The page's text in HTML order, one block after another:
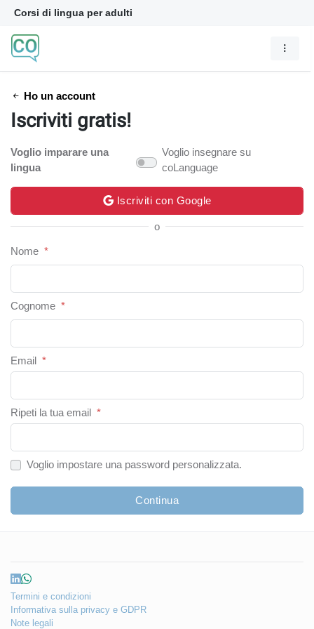
Corsi di lingua per adulti
Ho un account
Iscriviti gratis!
Voglio imparare una
lingua
Voglio insegnare su
coLanguage
Iscriviti con Google
o
Nome *
Cognome *
Email *
Ripeti la tua email *
Voglio impostare una password personalizzata.
Continua
Termini e condizioni
Informativa sulla privacy e GDPR
Note legali